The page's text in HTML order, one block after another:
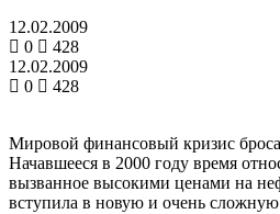
12.02.2009
0
428
12.02.2009
0
428
Мировой финансовый кризис
Начавшееся в 2000 году время
вызванное высокими ценами на
вступила в новую и очень